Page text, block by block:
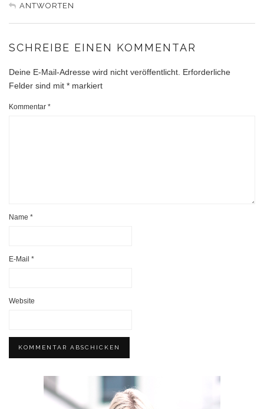
ANTWORTEN
SCHREIBE EINEN KOMMENTAR
Deine E-Mail-Adresse wird nicht veröffentlicht. Erforderliche
Felder sind mit * markiert
Kommentar *
Name *
E-Mail *
Website